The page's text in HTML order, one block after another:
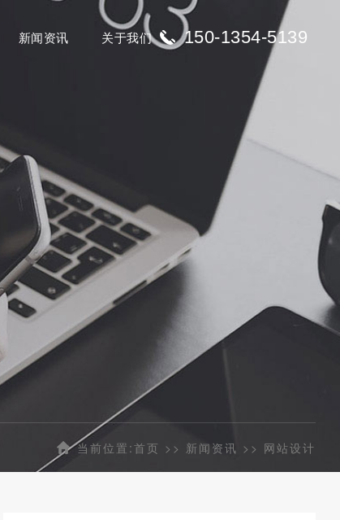
新闻资讯 关于我们 150-1354-5139
当前位置:首页 >> 新闻资讯 >> 网站设计